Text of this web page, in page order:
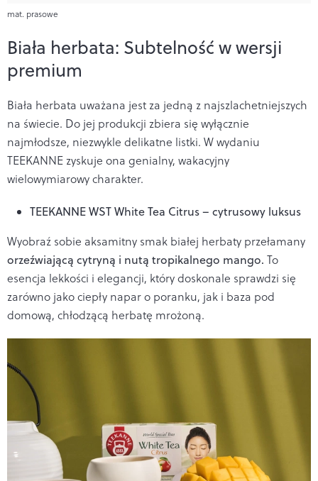
mat. prasowe
Biała herbata: Subtelność w wersji
premium
Biała herbata uważana jest za jedną z najszlachetniejszych
na świecie. Do jej produkcji zbiera się wyłącznie
najmłodsze, niezwykle delikatne listki. W wydaniu
TEEKANNE zyskuje ona genialny, wakacyjny
wielowymiarowy charakter.
TEEKANNE WST White Tea Citrus – cytrusowy luksus
Wyobraź sobie aksamitny smak białej herbaty przełamany
orzeźwiającą cytryną i nutą tropikalnego mango. To
esencja lekkości i elegancji, który doskonale sprawdzi się
zarówno jako ciepły napar o poranku, jak i baza pod
domową, chłodzącą herbatę mrożoną.